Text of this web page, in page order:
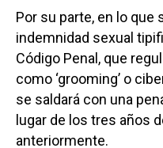
Por su parte, en lo que
indemnidad sexual
Código Penal, que
como ‘grooming’ o
se saldará con una
lugar de los tres años
anteriormente.